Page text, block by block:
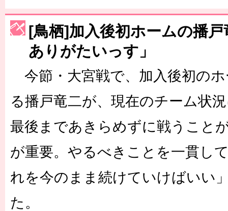
［3230号］世界一への夢は終わらない
［3223号］一丸。日本出陣
［3222号］史上最大のW杯開幕 注目は「個」
[鳥栖]加入後初ホームの播
ありがたいっす」
今節・大宮戦で、加入後初の
る播戸竜二が、現在のチーム状
最後まであきらめずに戦うこと
が重要。やるべきことを一貫し
れを今のまま続けていけばいい
た。